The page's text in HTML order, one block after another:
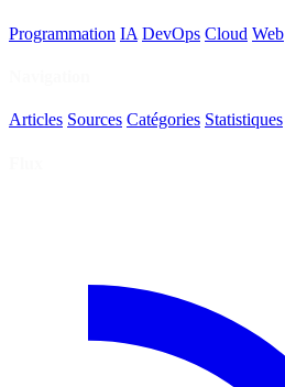
Programmation IA DevOps Cloud Web
Articles Sources Catégories Statistiques